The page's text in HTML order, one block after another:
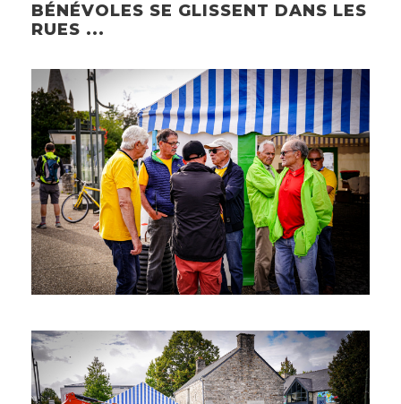
BÉNÉVOLES SE GLISSENT DANS LES
RUES ...